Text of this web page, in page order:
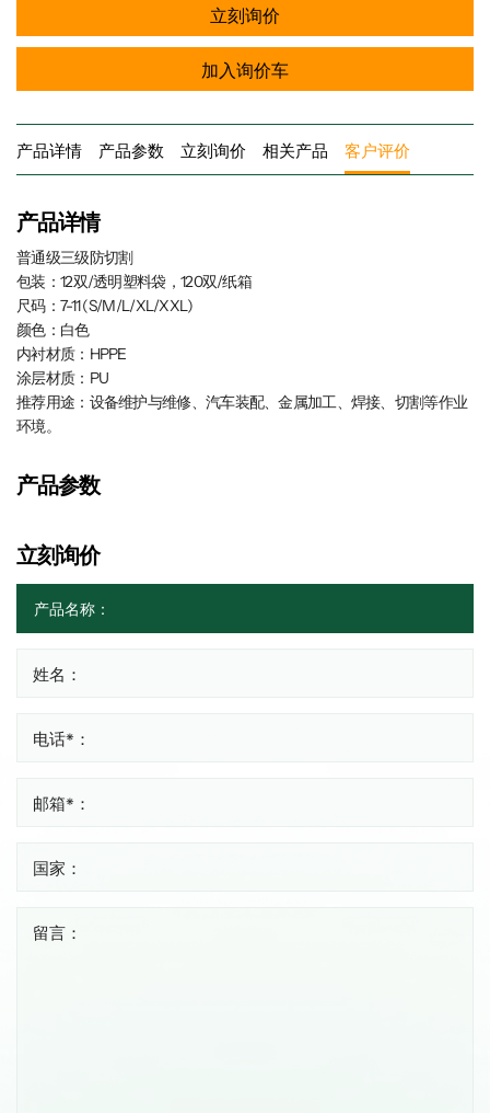
立刻询价
加入询价车
产品详情 产品参数 立刻询价 相关产品 客户评价
产品详情
普通级三级防切割
包装：12双/透明塑料袋，120双/纸箱
尺码：7-11 (S/M/L/XL/XXL)
颜色：白色
内衬材质：HPPE
涂层材质：PU
推荐用途：设备维护与维修、汽车装配、金属加工、焊接、切割等作业
环境。
产品参数
立刻询价
姓名：
电话*：
邮箱*：
国家：
留言：